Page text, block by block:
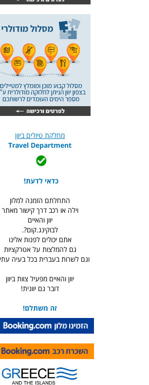
מחלקת טיולים ביוון
Travel Department
כדאי לדעת!
התחלתם הזמנה למלון
וילה או רכב דרך קישור מאתר
יוון והאיים
לבוקינג.קום?.
אתם יכולים לפנות אלינו
גם להמלצות על אטרקציות
וגם לשרות בעברית בכל בעיה
יוון והאיים מפעיל צוות ביוון
דובר גם יוונית!
זה משתלם!